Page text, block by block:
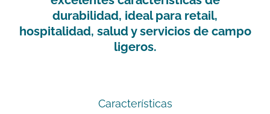
durabilidad, ideal para retail,
hospitalidad, salud y servicios de campo
ligeros.
Características